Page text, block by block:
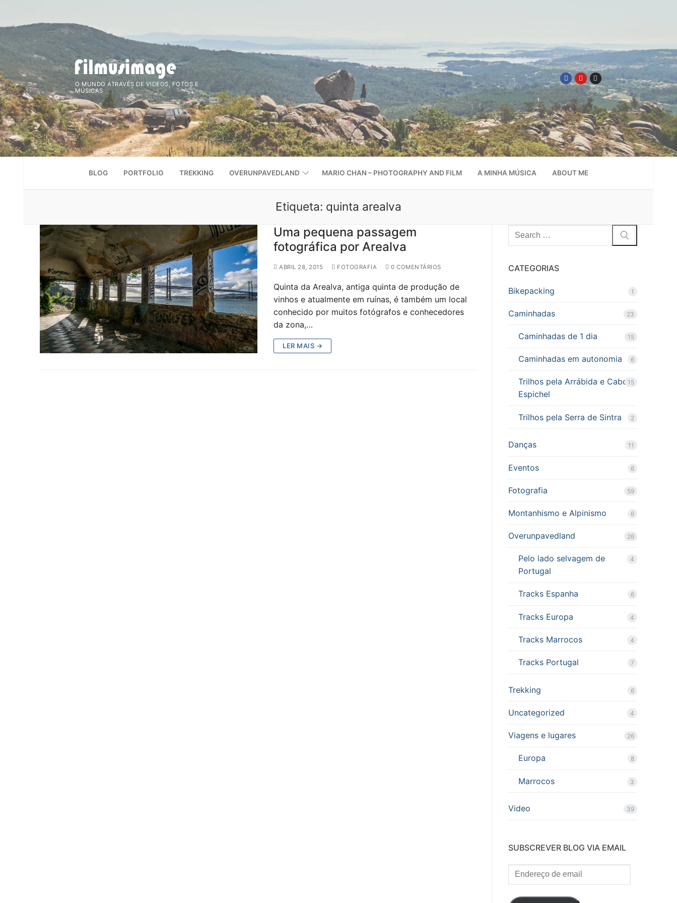
conteúdo
O MUNDO ATRAVÉS DE VIDEOS, FOTOS E
MÚSICAS
BLOG PORTFOLIO TREKKING OVERUNPAVEDLAND MARIO CHAN – PHOTOGRAPHY AND FILM A MINHA MÚSICA ABOUT ME
Etiqueta: quinta arealva
Uma pequena passagem
fotográfica por Arealva
ABRIL 28, 2015 FOTOGRAFIA 0 COMENTÁRIOS
Quinta da Arealva, antiga quinta de produção de
vinhos e atualmente em ruínas, é também um local
conhecido por muitos fotógrafos e conhecedores
da zona,…
LER MAIS →
Pesquisar
por:
CATEGORIAS
Bikepacking 1
Caminhadas 23
Caminhadas de 1 dia 15
Caminhadas em autonomia 6
Trilhos pela Arrábida e Cabo
Espichel
15
Trilhos pela Serra de Sintra 2
Danças 11
Eventos 6
Fotografia 59
Montanhismo e Alpinismo 6
Overunpavedland 26
Pelo lado selvagem de
Portugal
4
Tracks Espanha 6
Tracks Europa 4
Tracks Marrocos 4
Tracks Portugal 7
Trekking 6
Uncategorized 4
Viagens e lugares 26
Europa 8
Marrocos 3
Video 39
SUBSCREVER BLOG VIA EMAIL
Endereço
de
email